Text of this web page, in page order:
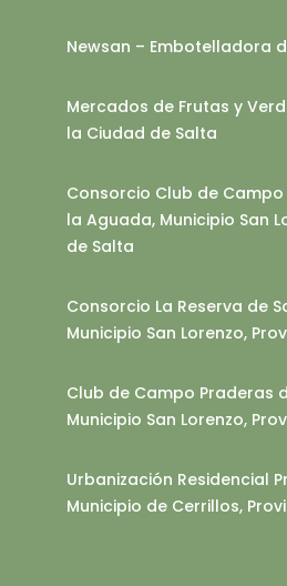
Newsan – Embotelladora
Mercados de Frutas y
la Ciudad de Salta
Consorcio Club de
la Aguada, Municipio San
de Salta
Consorcio La Reserva de
Municipio San Lorenzo,
Club de Campo Praderas
Municipio San Lorenzo,
Urbanización Residencial
Municipio de Cerrillos,